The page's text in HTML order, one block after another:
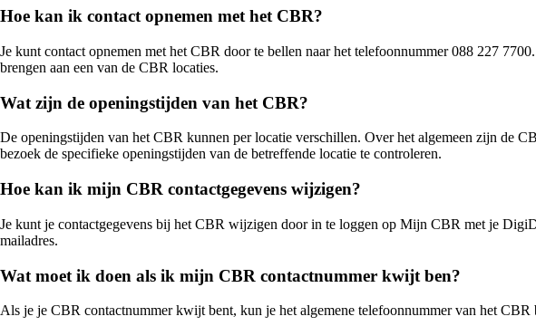
Hoe kan ik contact opnemen met het CBR?
Je kunt contact opnemen met het CBR door te bellen naar het telefoonnummer 088 227
brengen aan een van de CBR locaties.
Wat zijn de openingstijden van het CBR?
De openingstijden van het CBR kunnen per locatie verschillen. Over het algemeen zijn de
bezoek de specifieke openingstijden van de betreffende locatie te controleren.
Hoe kan ik mijn CBR contactgegevens wijzigen?
Je kunt je contactgegevens bij het CBR wijzigen door in te loggen op Mijn CBR met je
mailadres.
Wat moet ik doen als ik mijn CBR contactnummer kwijt ben?
Als je je CBR contactnummer kwijt bent, kun je het algemene telefoonnummer van het